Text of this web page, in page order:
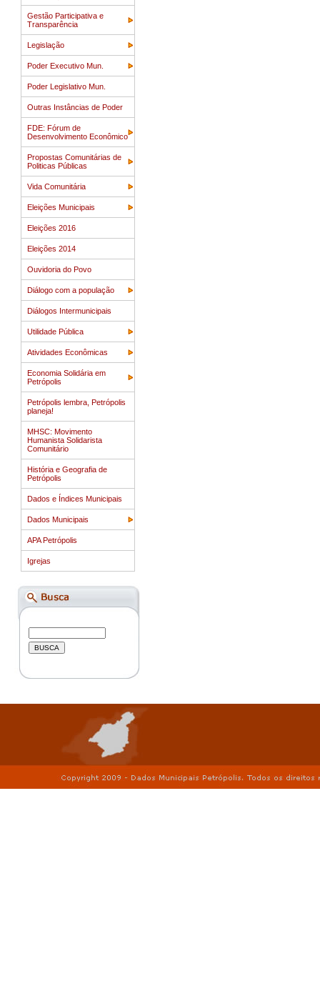
Gestão Participativa e
Transparência
Legislação
Poder Executivo Mun.
Poder Legislativo Mun.
Outras Instâncias de Poder
FDE: Fórum de
Desenvolvimento Econômico
Propostas Comunitárias de
Politicas Públicas
Vida Comunitária
Eleições Municipais
Eleições 2016
Eleições 2014
Ouvidoria do Povo
Diálogo com a população
Diálogos Intermunicipais
Utilidade Pública
Atividades Econômicas
Economia Solidária em
Petrópolis
Petrópolis lembra, Petrópolis
planeja!
MHSC: Movimento
Humanista Solidarista
Comunitário
História e Geografia de
Petrópolis
Dados e Índices Municipais
Dados Municipais
APA Petrópolis
Igrejas